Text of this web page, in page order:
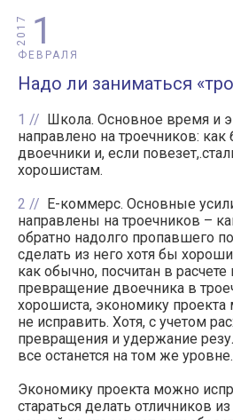
1
ФЕВРАЛЯ
2017
Надо ли заниматься
1
Школа. Основное время и
направлено на троечников:
двоечники и, если
хорошистам.
2
Е-коммерс. Основные
направлены на троечников –
обратно надолго пропавшего
сделать из него хотя бы
как обычно, посчитан в расчете
превращение двоечника в
хорошиста, экономику
не исправить. Хотя, с учетом
превращения и удержание
все останется на том же уровне.
Экономику проекта можно
стараться делать отличников